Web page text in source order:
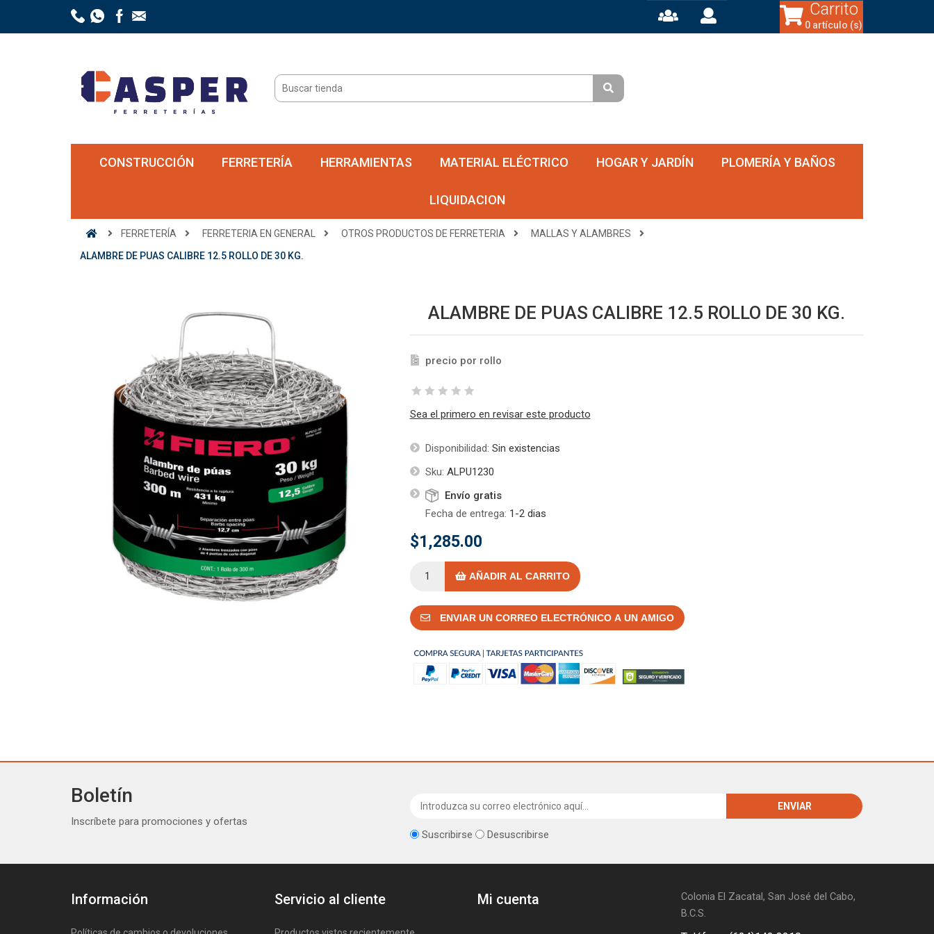
Carrito
0 artículo (s)
CONSTRUCCIÓN FERRETERÍA HERRAMIENTAS MATERIAL ELÉCTRICO HOGAR Y JARDÍN PLOMERÍA Y BAÑOS
LIQUIDACION
FERRETERÍA FERRETERIA EN GENERAL OTROS PRODUCTOS DE FERRETERIA
MALLAS Y ALAMBRES
ALAMBRE DE PUAS CALIBRE 12.5 ROLLO DE 30 KG.
ALAMBRE DE PUAS CALIBRE 12.5 ROLLO DE 30 KG.
precio por rollo
Sea el primero en revisar este producto
Disponibilidad: Sin existencias
Sku: ALPU1230
Envío gratis
Fecha de entrega: 1-2 dias
$1,285.00
AÑADIR AL CARRITO
ENVIAR UN CORREO ELECTRÓNICO A UN AMIGO
Boletín
Inscríbete para promociones y ofertas
Suscribirse
Desuscribirse
Información Servicio al cliente Mi cuenta
Colonia El Zacatal, San José del Cabo,
B.C.S.